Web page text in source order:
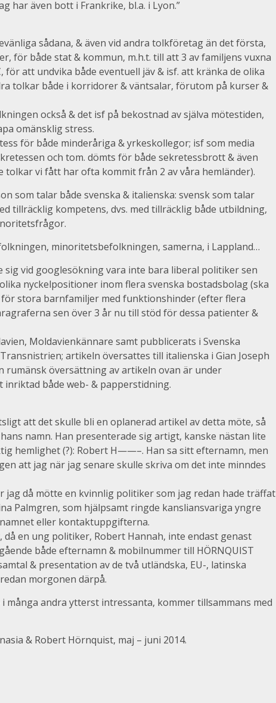
har även bott i Frankrike, bl.a. i Lyon.”
sådana, & även vid andra tolkföretag än det första,
för både stat & kommun, m.h.t. till att 3 av familjens vuxna
att undvika både eventuell jäv & isf. att kränka de olika
tolkar både i korridorer & väntsalar, förutom på kurser &
också & det isf på bekostnad av själva mötestiden,
omänsklig stress.
för både minderåriga & yrkeskollegor; isf som media
och tom. dömts för både sekretessbrott & även
tolkar vi fått har ofta kommit från 2 av våra hemländer).
som talar både svenska & italienska: svensk som talar
tillräcklig kompetens, dvs. med tillräcklig både utbildning,
minoritetsbefolkningen, samerna, i Lappland…
vid googlesökning vara inte bara liberal politiker sen
nyckelpositioner inom flera svenska bostadsbolag (ska
stora barnfamiljer med funktionshinder (efter flera
sen över 3 år nu till stöd för dessa patienter &
Moldavienkännare samt pubblicerats i Svenska
artikeln översattes till italienska i Gian Joseph
rumänsk översättning av artikeln ovan är under
både web- & papperstidning.
att det skulle bli en oplanerad artikel av detta möte, så
namn. Han presenterade sig artigt, kanske nästan lite
hemlighet (?): Robert H——–. Han sa sitt efternamn, men
att jag när jag senare skulle skriva om det inte minndes
jag då mötte en kvinnlig politiker som jag redan hade träffat
Palmgren, som hjälpsamt ringde kansliansvariga yngre
eller kontaktuppgifterna.
en ung politiker, Robert Hannah, inte endast genast
både efternamn & mobilnummer till HÖRNQUIST
& presentation av de två utländska, EU-, latinska
morgonen därpå.
andra ytterst intressanta, kommer tillsammans med
& Robert Hörnquist, maj – juni 2014.